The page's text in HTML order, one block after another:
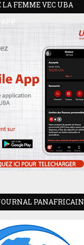
LA FEMME VEC UBA
PANAFRICAIN